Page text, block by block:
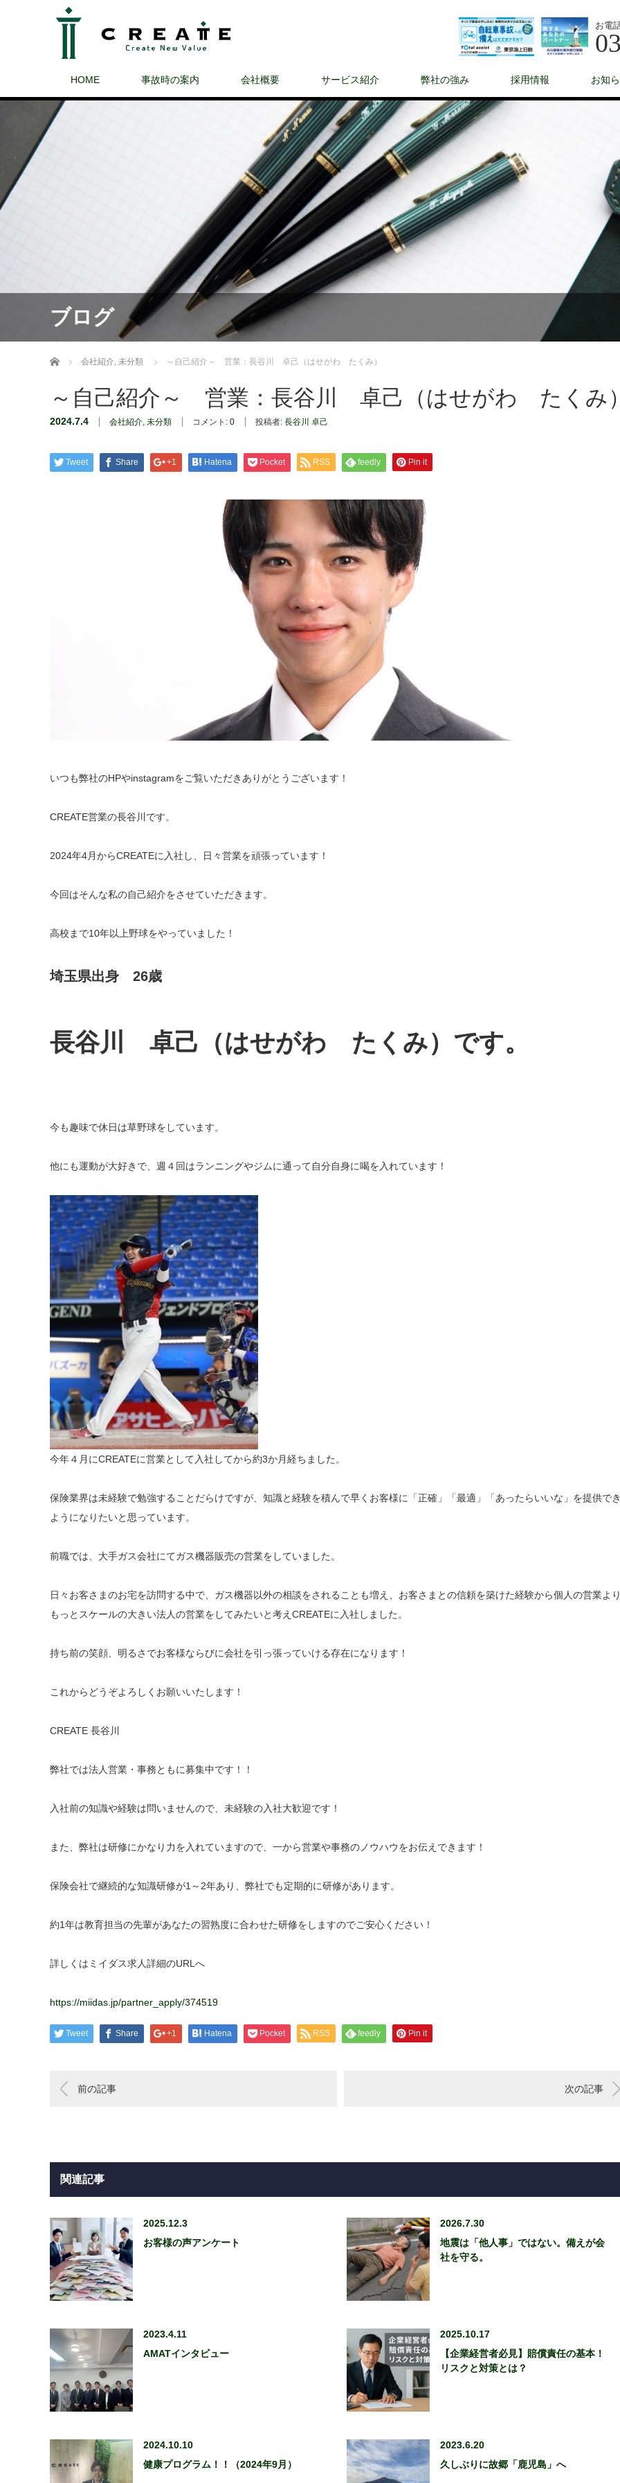
お電
HOME 事故時の案内 会社概要 サービス紹介 弊社の強み 採用情報 お知
ブログ
ホーム 会社紹介 未分類 ～自己紹介～ 営業：長谷川 卓己（はせがわ たくみ）
～自己紹介～ 営業：長谷川 卓己（はせがわ たくみ
2024.7.4 会社紹介 未分類 コメント: 0 投稿者: 長谷川 卓己
Tweet Share +1 Hatena Pocket RSS feedly Pin it
いつも弊社のHPやinstagramをご覧いただきありがとうございます！
CREATE営業の長谷川です。
2024年4月からCREATEに入社し、日々営業を頑張っています！
今回はそんな私の自己紹介をさせていただきます。
高校まで10年以上野球をやっていました！
埼玉県出身 26歳
長谷川 卓己（はせがわ たくみ）です。
今も趣味で休日は草野球をしています。
他にも運動が大好きで、週４回はランニングやジムに通って自分自身に喝を入れています！
今年４月にCREATEに営業として入社してから約3か月経ちました。
保険業界は未経験で勉強することだらけですが、知識と経験を積んで早くお客様に「正確」「最適」「あったらいいな」を提供で
ようになりたいと思っています。
前職では、大手ガス会社にてガス機器販売の営業をしていました。
日々お客さまのお宅を訪問する中で、ガス機器以外の相談をされることも増え、お客さまとの信頼を築けた経験から個人の営業よ
もっとスケールの大きい法人の営業をしてみたいと考えCREATEに入社しました。
持ち前の笑顔、明るさでお客様ならびに会社を引っ張っていける存在になります！
これからどうぞよろしくお願いいたします！
CREATE 長谷川
弊社では法人営業・事務ともに募集中です！！
入社前の知識や経験は問いませんので、未経験の入社大歓迎です！
また、弊社は研修にかなり力を入れていますので、一から営業や事務のノウハウをお伝えできます！
保険会社で継続的な知識研修が1～2年あり、弊社でも定期的に研修があります。
約1年は教育担当の先輩があなたの習熟度に合わせた研修をしますのでご安心ください！
詳しくはミイダス求人詳細のURLへ
https://miidas.jp/partner_apply/374519
Tweet Share +1 Hatena Pocket RSS feedly Pin it
前の記事 次の記事
関連記事
2025.12.3
お客様の声アンケート
2026.7.30
地震は「他人事」ではない。備えが会
社を守る。
2023.4.11
AMATインタビュー
2025.10.17
【企業経営者必見】賠償責任の基本！
リスクと対策とは？
2024.10.10
健康プログラム！！（2024年9月）
2023.6.20
久しぶりに故郷「鹿児島」へ